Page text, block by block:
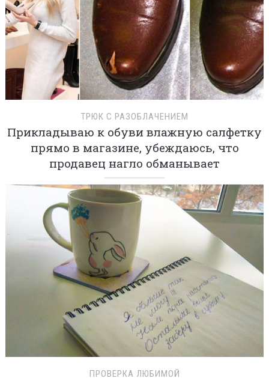
ТРЮК С РАЗОБЛАЧЕНИЕМ
Прикладываю к обуви влажную салфетку
прямо в магазине, убеждаюсь, что
продавец нагло обманывает
ПРОВЕРКА ЛЮБИМОЙ